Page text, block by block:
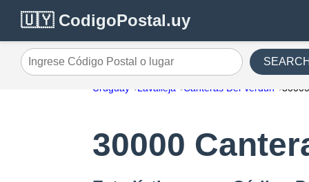
🇺🇾 CodigoPostal.uy
Ingrese Código Postal o lugar
Uruguay Lavalleja Canteras Del Verdun
30000